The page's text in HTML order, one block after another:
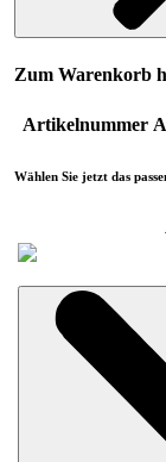
Zum Warenkorb
Artikelnummer
Wählen Sie jetzt das